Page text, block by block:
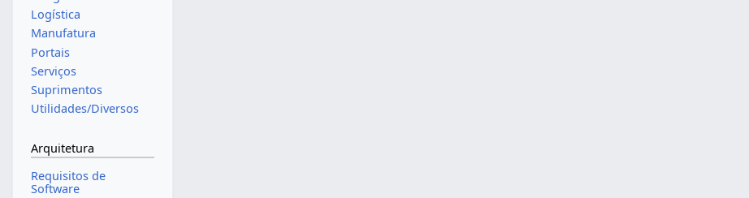
Logística
Manufatura
Portais
Serviços
Suprimentos
Utilidades/Diversos
Arquitetura
Requisitos de
Software